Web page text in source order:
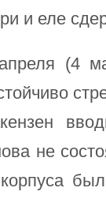
и еле
(4
не